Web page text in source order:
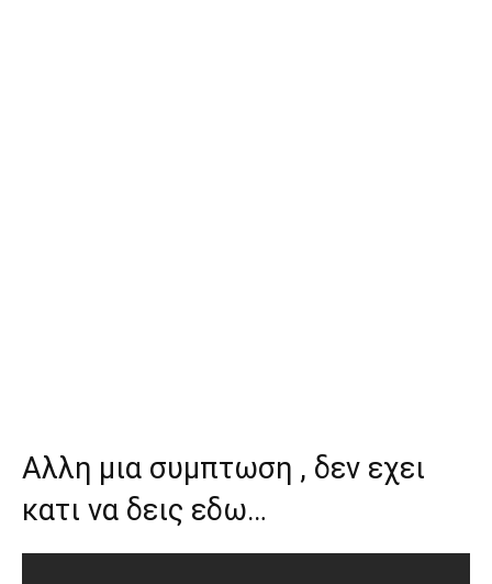
Αλλη μια συμπτωση , δεν εχει
κατι να δεις εδω…